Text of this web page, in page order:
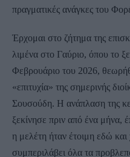
πραγματικές ανάγκες του
Έρχομαι στο ζήτημα της
λιμένα στο Γαύριο, όπου το
Φεβρουάριο του 2026,
«επιτυχία» της σημερινής
Σουσούδη. Η ανάπλαση της
ξεκίνησε πριν από ένα μήνα,
η μελέτη ήταν έτοιμη εδώ
συμπεριλάβει όλα τα